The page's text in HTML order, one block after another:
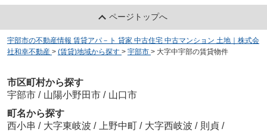
ページトップへ
宇部市の不動産情報 賃貸アパ－ト 貸家 中古住宅 中古マンション 土地｜株式会
社和幸不動産 > (賃貸)地域から探す > 宇部市 > 大字中宇部の賃貸物件
市区町村から探す
宇部市 / 山陽小野田市 / 山口市
町名から探す
西小串 / 大字東岐波 / 上野中町 / 大字西岐波 / 則貞 /